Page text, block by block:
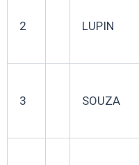
2 LUPIN
3 SOUZA